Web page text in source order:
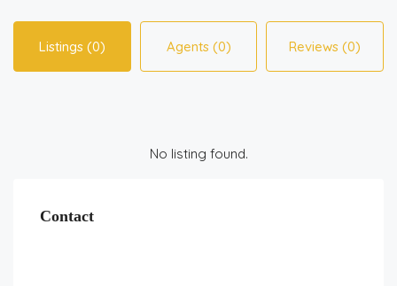
Listings (0) Agents (0) Reviews (0)
No listing found.
Contact